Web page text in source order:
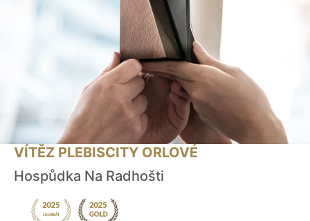
VÍTĚZ PLEBISCITY ORLOVÉ
Hospůdka Na Radhošti